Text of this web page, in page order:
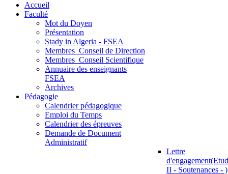
Accueil
Faculté
Mot du Doyen
Présentation
Stady in Algeria - FSEA
Membres_Conseil de Direction
Membres_Conseil Scientifique
Annuaire des enseignants
FSEA
Archives
Pédagogie
Calendrier pédagogique
Emploi du Temps
Calendrier des épreuves
Demande de Document
Administratif
Lettre
II - Soutenances - )